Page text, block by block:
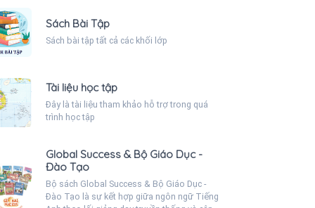
Sách Bài Tập
Sách bài tập tất cả các khối lớp
Tài liệu học tập
Đây là tài liệu tham khảo hỗ trợ trong quá
trình học tập
Global Success & Bộ Giáo Dục -
Đào Tạo
Bộ sách Global Success & Bộ Giáo Dục -
Đào Tạo là sự kết hợp giữa ngôn ngữ Tiếng